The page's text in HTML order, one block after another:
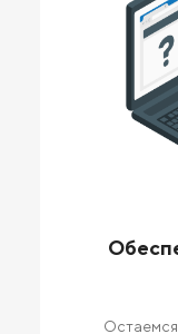
Остаемся